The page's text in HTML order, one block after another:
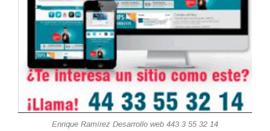
Enrique Ramírez Desarrollo web 443 3 55 32 14